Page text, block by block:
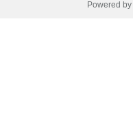
Powered by